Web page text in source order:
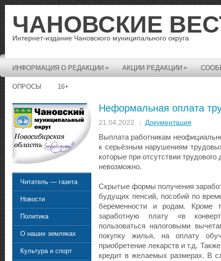
ЧАНОВСКИЕ
Интернет-издание Чановского муниципального округа
ИНФОРМАЦИЯ О РЕДАКЦИИ » АКЦИИ РЕДАКЦИИ »
ОПРОСЫ 16+
Неформальная оплата
21.04.2022 Документация
Выплата работникам
к серьёзным нарушениям
которые при отсутствии трудового
невозможно.
Скрытые формы получения
будущих пенсий, пособий по
беременности и родам.
Кроме
заработную плату «в
пользоваться налоговыми
покупку жилья, на оплату
приобретение лекарств и т.д.
кредит в желаемых размерах. В
Читатель — газета
Новости
Политика
О наших земляках
Культура и спорт